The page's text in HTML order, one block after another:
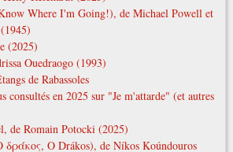
Where I'm Going!), de Michael Powell et
(2025)
Ouedraogo (1993)
de Rabassoles
consultés en 2025 sur "Je m'attarde" (et autres
de Romain Potocki (2025)
δράκος, O Drákos), de Níkos Koúndouros